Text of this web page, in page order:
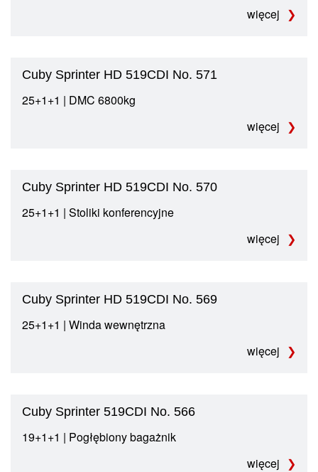
więcej
Cuby Sprinter HD 519CDI No. 571
25+1+1 | DMC 6800kg
więcej
Cuby Sprinter HD 519CDI No. 570
25+1+1 | Stoliki konferencyjne
więcej
Cuby Sprinter HD 519CDI No. 569
25+1+1 | Winda wewnętrzna
więcej
Cuby Sprinter 519CDI No. 566
19+1+1 | Pogłębiony bagażnik
więcej